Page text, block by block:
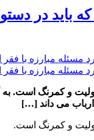
در دستور
و کمرنگ است.
می داند […]
و کمرنگ است.